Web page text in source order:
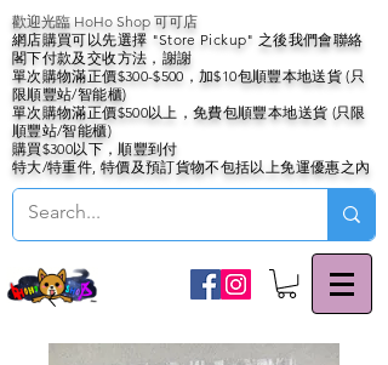
歡迎光臨 HoHo Shop 可可店
網店購買可以先選擇 "Store Pickup" 之後我們會聯絡
閣下付款及交收方法，謝謝
單次購物滿正價$300-$500，加$10包順豐本地送貨 (只
限順豐站/智能櫃)
單次購物滿正價$500以上，免費包順豐本地送貨 (只限
順豐站/智能櫃)
購買$300以下，順豐到付
特大/特重件, 特價及預訂貨物不包括以上免運優惠之內